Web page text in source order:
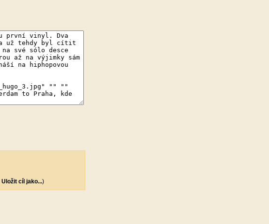
Uložit cíl jako...)